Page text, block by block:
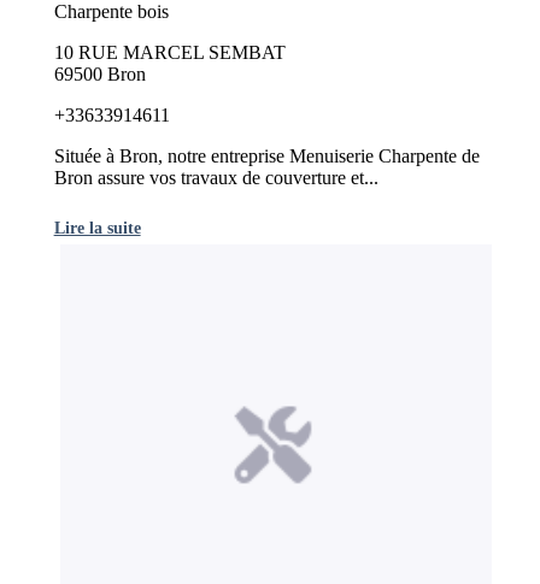
Charpente bois
10 RUE MARCEL SEMBAT
69500 Bron
+33633914611
Située à Bron, notre entreprise Menuiserie Charpente de
Bron assure vos travaux de couverture et...
Lire la suite